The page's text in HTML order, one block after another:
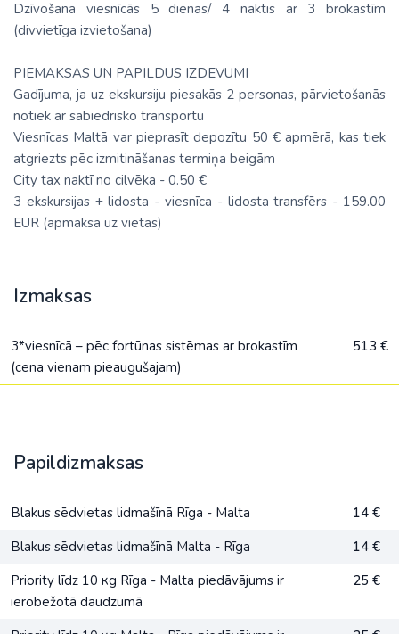
Dzīvošana viesnīcās 5 dienas/ 4 naktis ar 3 brokastīm
(divvietīga izvietošana)
PIEMAKSAS UN PAPILDUS IZDEVUMI
Gadījuma, ja uz ekskursiju piesakās 2 personas, pārvietošanās
notiek ar sabiedrisko transportu
Viesnīcas Maltā var pieprasīt depozītu 50 € apmērā, kas tiek
atgriezts pēc izmitināšanas termiņa beigām
City tax naktī no cilvēka - 0.50 €
3 ekskursijas + lidosta - viesnīca - lidosta transfērs - 159.00
EUR (apmaksa uz vietas)
Izmaksas
3*viesnīcā – pēc fortūnas sistēmas ar brokastīm
(cena vienam pieaugušajam)
513 €
Papildizmaksas
Blakus sēdvietas lidmašīnā Rīga - Malta
14 €
Blakus sēdvietas lidmašīnā Malta - Rīga
14 €
Priority līdz 10 кg Rīga - Malta piedāvājums ir
ierobežotā daudzumā
25 €